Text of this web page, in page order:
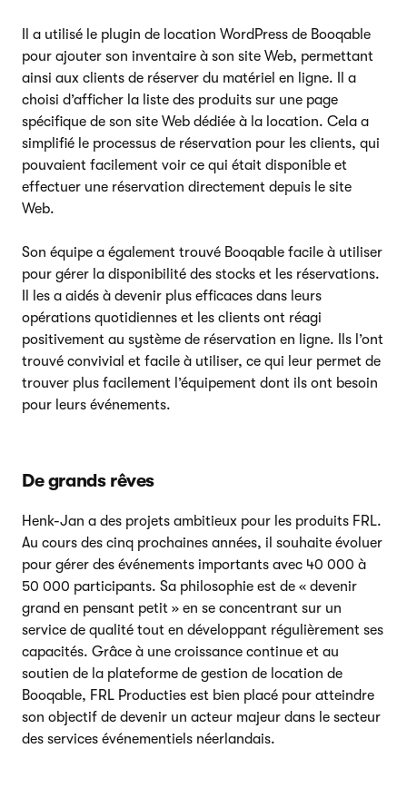
Il a utilisé le plugin de location WordPress de Booqable
pour ajouter son inventaire à son site Web, permettant
ainsi aux clients de réserver du matériel en ligne. Il a
choisi d’afficher la liste des produits sur une page
spécifique de son site Web dédiée à la location. Cela a
simplifié le processus de réservation pour les clients, qui
pouvaient facilement voir ce qui était disponible et
effectuer une réservation directement depuis le site
Web.
Son équipe a également trouvé Booqable facile à utiliser
pour gérer la disponibilité des stocks et les réservations.
Il les a aidés à devenir plus efficaces dans leurs
opérations quotidiennes et les clients ont réagi
positivement au système de réservation en ligne. Ils l’ont
trouvé convivial et facile à utiliser, ce qui leur permet de
trouver plus facilement l’équipement dont ils ont besoin
pour leurs événements.
De grands rêves
Henk-Jan a des projets ambitieux pour les produits FRL.
Au cours des cinq prochaines années, il souhaite évoluer
pour gérer des événements importants avec 40 000 à
50 000 participants. Sa philosophie est de « devenir
grand en pensant petit » en se concentrant sur un
service de qualité tout en développant régulièrement ses
capacités. Grâce à une croissance continue et au
soutien de la plateforme de gestion de location de
Booqable, FRL Producties est bien placé pour atteindre
son objectif de devenir un acteur majeur dans le secteur
des services événementiels néerlandais.